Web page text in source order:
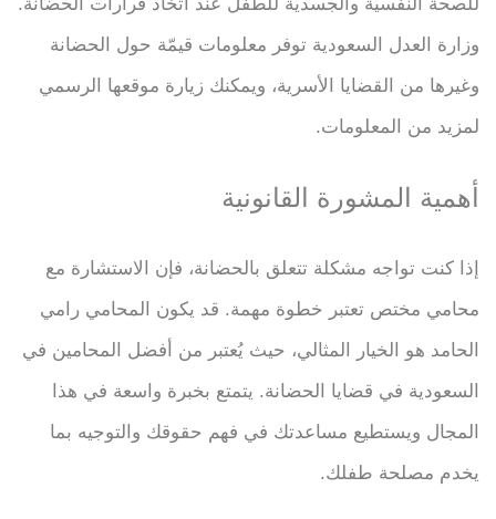
وزارة العدل السعودية توفر معلومات قيمّة حول الحضانة
وغيرها من القضايا الأسرية، ويمكنك زيارة موقعها الرسمي
لمزيد من المعلومات.
أهمية المشورة القانونية
إذا كنت تواجه مشكلة تتعلق بالحضانة، فإن الاستشارة مع
محامي مختص تعتبر خطوة مهمة. قد يكون المحامي رامي
الحامد هو الخيار المثالي، حيث يُعتبر من أفضل المحامين في
السعودية في قضايا الحضانة. يتمتع بخبرة واسعة في هذا
المجال ويستطيع مساعدتك في فهم حقوقك والتوجيه بما
يخدم مصلحة طفلك.